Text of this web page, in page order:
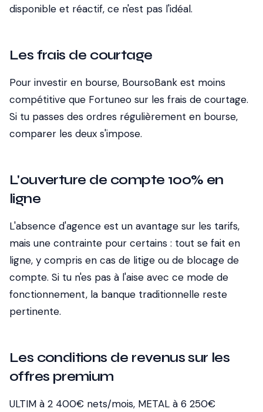
disponible et réactif, ce n'est pas l'idéal.
Les frais de courtage
Pour investir en bourse, BoursoBank est moins
compétitive que Fortuneo sur les frais de courtage.
Si tu passes des ordres régulièrement en bourse,
comparer les deux s'impose.
L'ouverture de compte 100% en
ligne
L'absence d'agence est un avantage sur les tarifs,
mais une contrainte pour certains : tout se fait en
ligne, y compris en cas de litige ou de blocage de
compte. Si tu n'es pas à l'aise avec ce mode de
fonctionnement, la banque traditionnelle reste
pertinente.
Les conditions de revenus sur les
offres premium
ULTIM à 2 400€ nets/mois, METAL à 6 250€